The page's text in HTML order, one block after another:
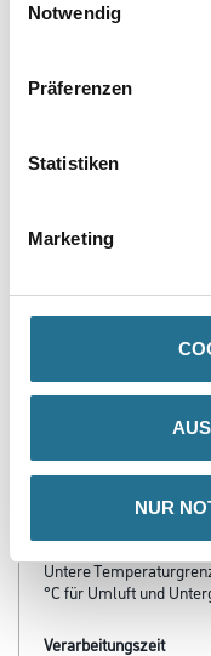
Notwendig
Präferenzen
Statistiken
Marketing
NUR
- Leicht zu verarbeiten
- Wasserverdünnbar,
- Diffusionsfähig
Verarbeitungstemp./
Untere
°C für Umluft und
Verarbeitungszeit